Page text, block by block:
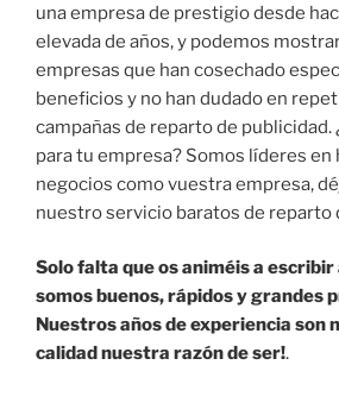
una empresa de prestigio desde
elevada de años, y podemos
empresas que han cosechado
beneficios y no han dudado en
campañas de reparto de publicidad.
para tu empresa? Somos líderes en
negocios como vuestra empresa,
nuestro servicio baratos de reparto
Solo falta que os animéis a
somos buenos, rápidos y grandes
Nuestros años de experiencia son
calidad nuestra razón de ser!.